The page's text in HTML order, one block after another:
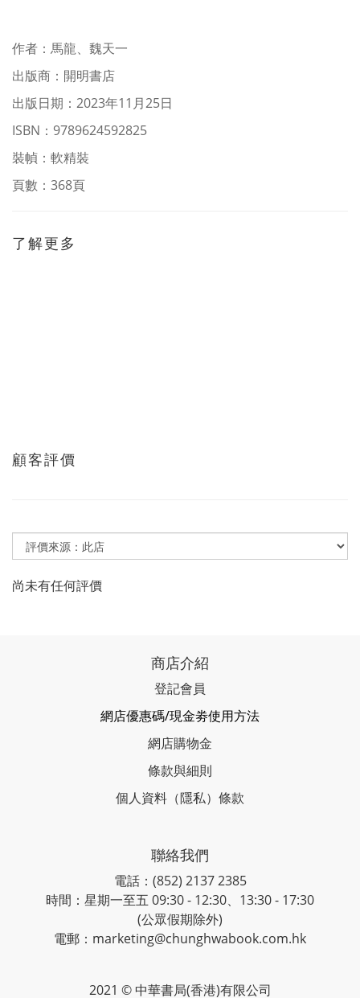
作者 ：馬龍、魏天一
出版商：開明書店
出版日期：2023年11月25日
ISBN ：9789624592825
裝幀：軟精裝
頁數：368頁
了解更多
顧客評價
尚未有任何評價
商店介紹
登記會員
網店優惠碼/現金劵使用方法
網店購物金
條款與細則
個人資料（隱私）條款
聯絡我們
電話：(852) 2137 2385
時間：星期一至五 09:30 - 12:30、13:30 - 17:30
(公眾假期除外)
電郵：marketing@chunghwabook.com.hk
2021 © 中華書局(香港)有限公司